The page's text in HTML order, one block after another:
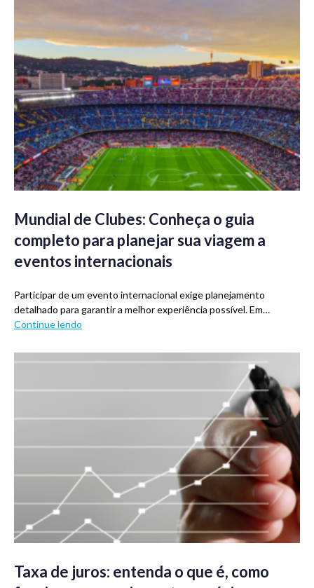
Mundial de Clubes: Conheça o guia
completo para planejar sua viagem a
eventos internacionais
Participar de um evento internacional exige planejamento
detalhado para garantir a melhor experiência possível. Em…
Continue lendo
Taxa de juros: entenda o que é, como